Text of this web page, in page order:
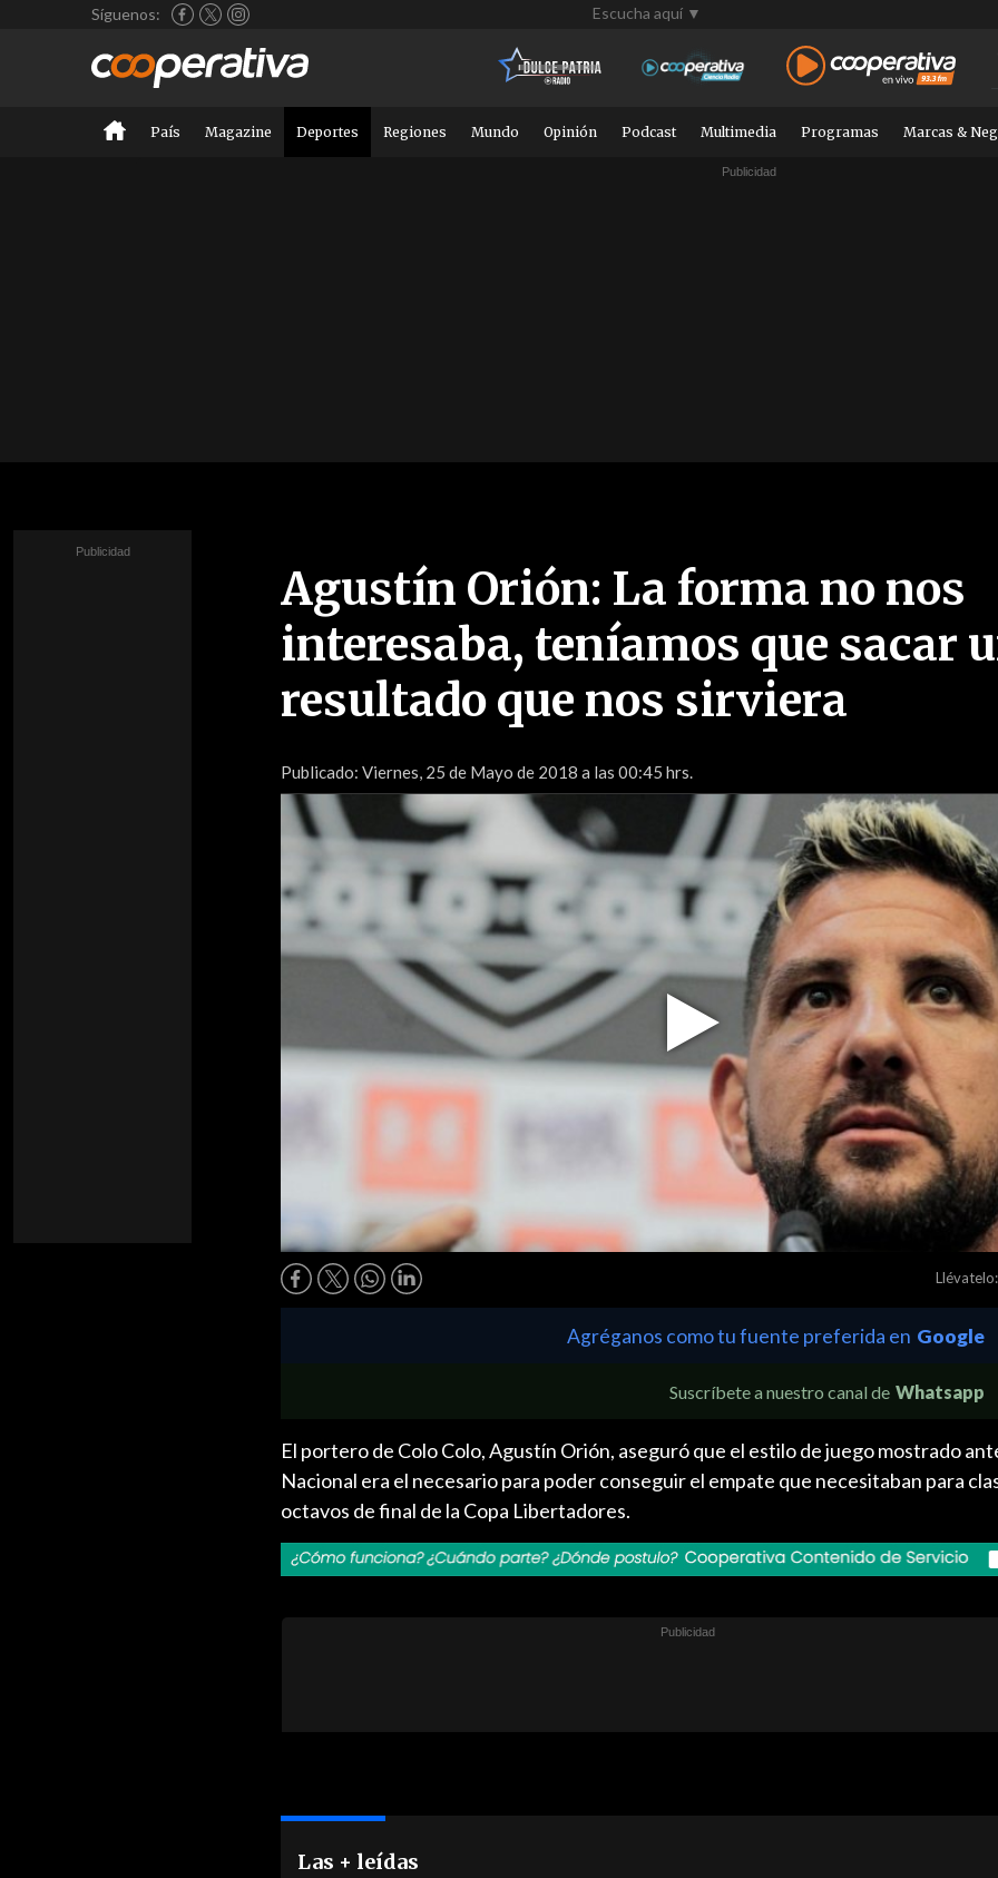
Síguenos: Escucha aquí ▼
País Magazine Deportes Regiones Mundo Opinión Podcast Multimedia Programas Marcas &
Agustín Orión: La forma no nos
interesaba, teníamos que sacar
resultado que nos sirviera
Publicado: Viernes, 25 de Mayo de 2018 a las 00:45 hrs.
Video
Llévatelo:
Agréganos como tu fuente preferida en Google
Suscríbete a nuestro canal de Whatsapp
El portero de Colo Colo, Agustín Orión, aseguró que el estilo de juego mostrado
Nacional era el necesario para poder conseguir el empate que necesitaban para
octavos de final de la Copa Libertadores.
Las + leídas